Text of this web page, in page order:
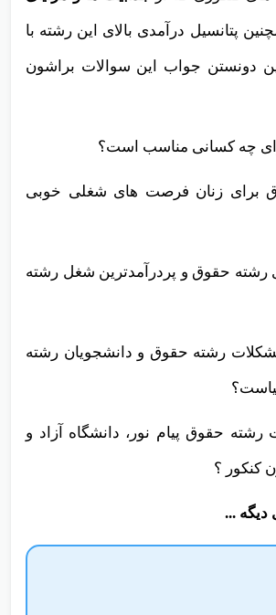
کنکوری که ازجذابیت ها و مزایای
پتانسیل درآمدی بالای این رشته با
دونستن جواب این سوالات براشون
چه کسانی مناسب است؟
برای زنان فرصت های شغلی خوبی
رشته حقوق و پردرآمدترین شغل رشته
رشته حقوق و دانشجویان رشته
حقوق پیام نور، دانشگاه آزاد و
کنکور ؟
...